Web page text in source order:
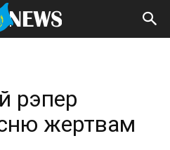
рэпер
жертвам